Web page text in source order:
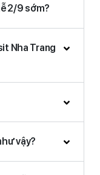
2/9 sớm?
Nha Trang
vậy?